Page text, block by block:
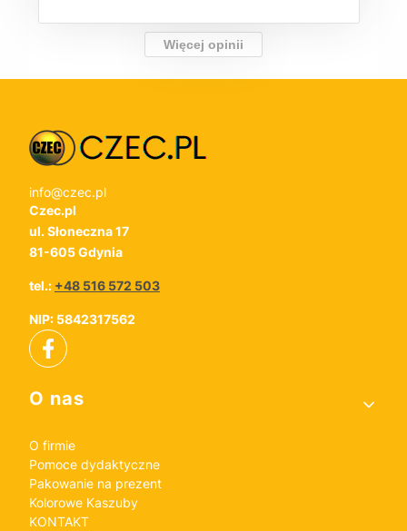
Więcej opinii
info@czec.pl
Czec.pl
ul. Słoneczna 17
81-605 Gdynia
tel.: +48 516 572 503
NIP: 5842317562
Linki w stopce
O nas
O firmie
Pomoce dydaktyczne
Pakowanie na prezent
Kolorowe Kaszuby
KONTAKT